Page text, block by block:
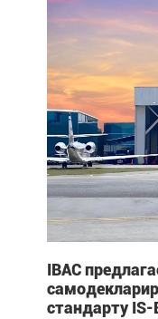
IBAC
стандарту IS-